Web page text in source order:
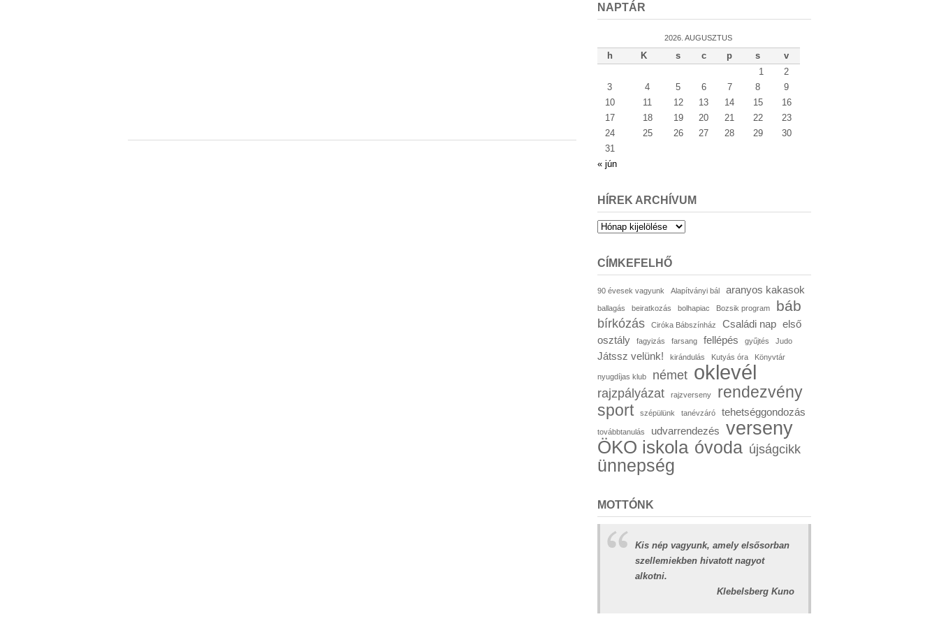
NAPTÁR
2026. AUGUSZTUS
h K s c p s
v
1
2
3
4 5 6 7 8
9
10
11 12 13 14 15
16
17
18 19 20 21 22
23
24
25 26 27 28 29
30
31
« jún
HÍREK ARCHÍVUM
Hírek
CÍMKEFELHŐ
90 évesek vagyunk Alapítványi bál aranyos kakasok
ballagás beiratkozás bolhapiac Bozsik program báb
bírkózás Ciróka Bábszínház Családi nap első
osztály
fagyizás farsang fellépés gyűjtés Judo
Játssz velünk! kirándulás Kutyás óra Könyvtár
nyugdíjas klub német oklevél
rajzpályázat rajzverseny
rendezvény
sport
szépülünk tanévzáró tehetséggondozás
továbbtanulás udvarrendezés verseny
ÖKO iskola óvoda újságcikk
ünnepség
MOTTÓNK
Kis nép vagyunk, amely elsősorban
szellemiekben hivatott nagyot
alkotni.
Klebelsberg Kuno